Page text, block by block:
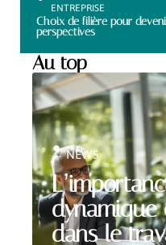
ENTREPRISE
Choix de filière pour
perspectives
Au top
dans le
NEWS